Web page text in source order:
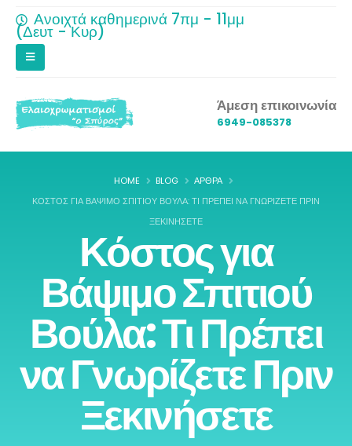
Ανοιχτά καθημερινά 7πμ - 11μμ
(Δευτ - Κυρ)
Άμεση επικοινωνία
6949-085378
HOME BLOG
ΆΡΘΡΑ
ΚΌΣΤΟΣ ΓΙΑ ΒΆΨΙΜΟ ΣΠΙΤΙΟΎ ΒΟΎΛΑ: ΤΙ ΠΡΈΠΕΙ ΝΑ ΓΝΩΡΊΖΕΤΕ ΠΡΙΝ
ΞΕΚΙΝΉΣΕΤΕ
Κόστος για
Βάψιμο Σπιτιού
Βούλα: Τι Πρέπει
να Γνωρίζετε Πριν
Ξεκινήσετε